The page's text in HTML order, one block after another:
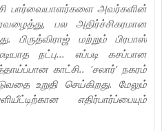
பார்வையாளர்களை அவர்களின்
பல அதிர்ச்சிகரமான
மற்றும் பிரபாஸ்
நட்பு... எப்படி கசப்பான
காட்சி.. 'சலார்' நகரம்
உறுதி செய்கிறது. மேலும்
எதிர்பார்ப்பையும்